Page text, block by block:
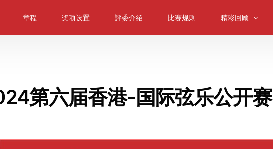
章程 奖项设置 評委介紹 比赛规则 精彩回顾
颁奖典礼
第六届香港-国际弦乐公开赛